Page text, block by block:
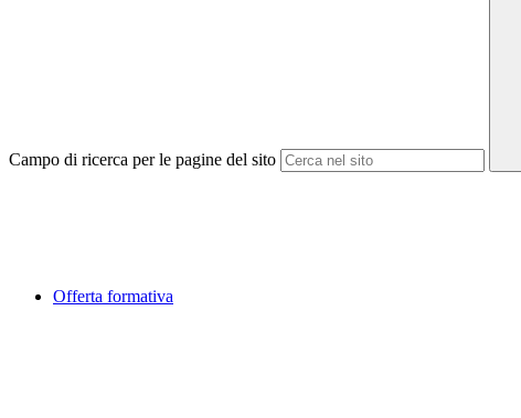
Campo di ricerca per le pagine del sito
Offerta formativa